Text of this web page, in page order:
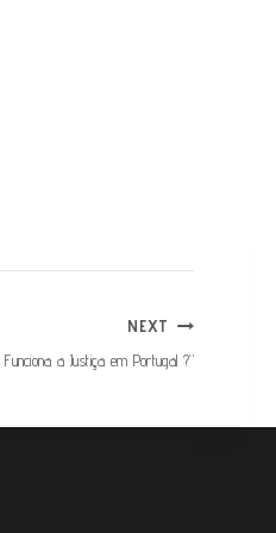
NEXT
a Justiça em Portugal ?”